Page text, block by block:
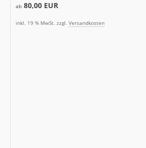
ab 80,00 EUR
inkl. 19 % MwSt. zzgl. Versandkosten